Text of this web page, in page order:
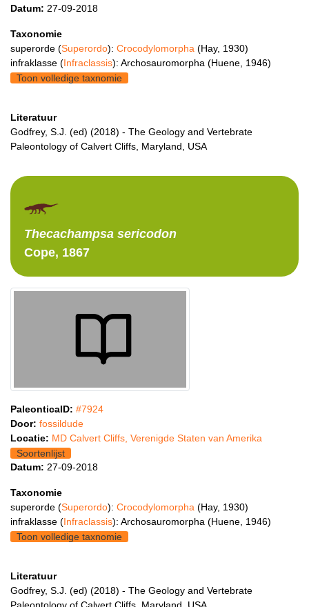
Datum: 27-09-2018
Taxonomie
superorde (Superordo): Crocodylomorpha (Hay, 1930)
infraklasse (Infraclassis): Archosauromorpha (Huene, 1946)
Toon volledige taxnomie
Literatuur
Godfrey, S.J. (ed) (2018) - The Geology and Vertebrate
Paleontology of Calvert Cliffs, Maryland, USA
Thecachampsa sericodon
Cope, 1867
PaleonticaID: #7924
Door: fossildude
Locatie: MD Calvert Cliffs, Verenigde Staten van Amerika
Soortenlijst
Datum: 27-09-2018
Taxonomie
superorde (Superordo): Crocodylomorpha (Hay, 1930)
infraklasse (Infraclassis): Archosauromorpha (Huene, 1946)
Toon volledige taxnomie
Literatuur
Godfrey, S.J. (ed) (2018) - The Geology and Vertebrate